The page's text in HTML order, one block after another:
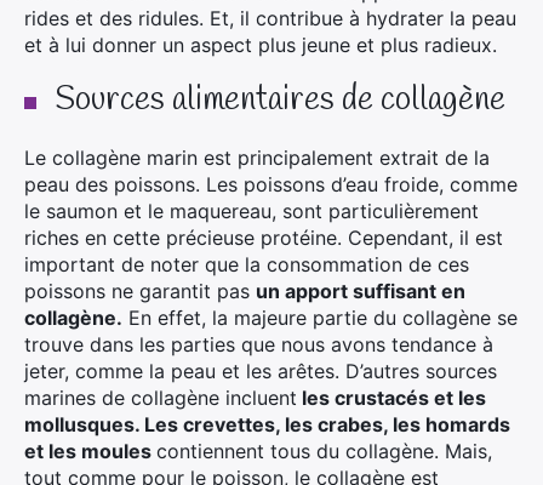
rides et des ridules. Et, il contribue à hydrater la peau
et à lui donner un aspect plus jeune et plus radieux.
Sources alimentaires de collagène
Le collagène marin est principalement extrait de la
peau des poissons. Les poissons d’eau froide, comme
le saumon et le maquereau, sont particulièrement
riches en cette précieuse protéine. Cependant, il est
important de noter que la consommation de ces
poissons ne garantit pas un apport suffisant en
collagène. En effet, la majeure partie du collagène se
trouve dans les parties que nous avons tendance à
jeter, comme la peau et les arêtes. D’autres sources
marines de collagène incluent les crustacés et les
mollusques. Les crevettes, les crabes, les homards
et les moules contiennent tous du collagène. Mais,
tout comme pour le poisson, le collagène est